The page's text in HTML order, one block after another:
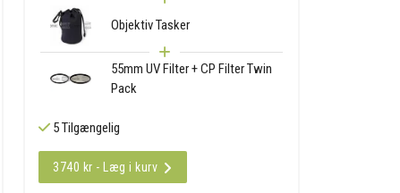
Objektiv Tasker
55mm UV Filter + CP Filter Twin
Pack
5 Tilgængelig
3740 kr - Læg i kurv